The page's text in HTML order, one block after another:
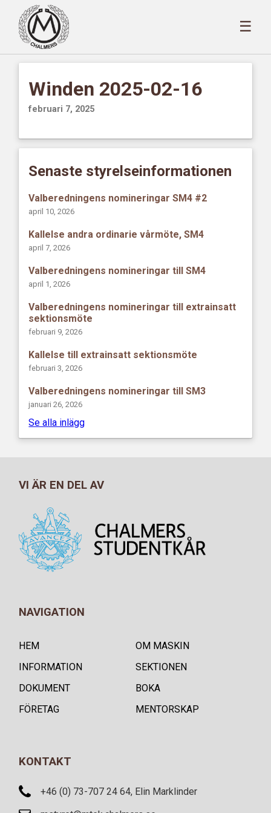
☰
Winden 2025-02-16
februari 7, 2025
Senaste styrelseinformationen
Valberedningens nomineringar SM4 #2
april 10, 2026
Kallelse andra ordinarie vårmöte, SM4
april 7, 2026
Valberedningens nomineringar till SM4
april 1, 2026
Valberedningens nomineringar till extrainsatt
sektionsmöte
februari 9, 2026
Kallelse till extrainsatt sektionsmöte
februari 3, 2026
Valberedningens nomineringar till SM3
januari 26, 2026
Se alla inlägg
VI ÄR EN DEL AV
NAVIGATION
HEM
OM MASKIN
INFORMATION
SEKTIONEN
DOKUMENT
BOKA
FÖRETAG
MENTORSKAP
KONTAKT
+46 (0) 73-707 24 64, Elin Marklinder